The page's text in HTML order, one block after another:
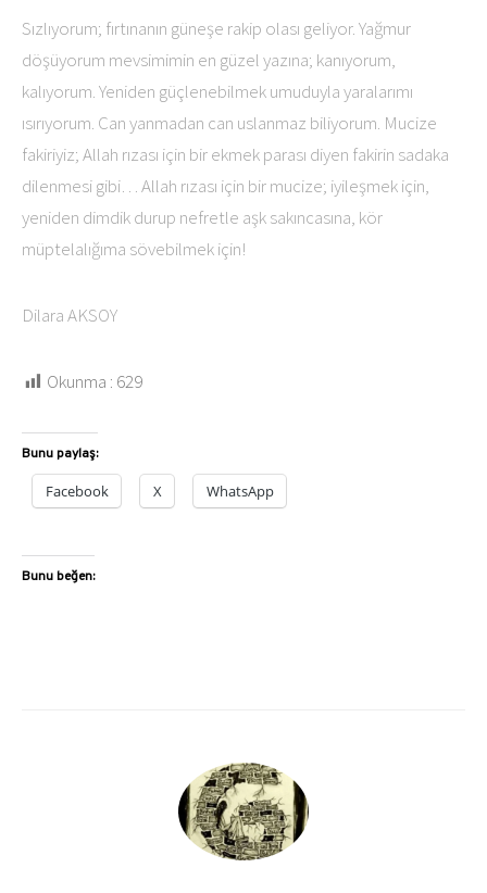
Sızlıyorum; fırtınanın güneşe rakip olası geliyor. Yağmur
döşüyorum mevsimimin en güzel yazına; kanıyorum,
kalıyorum. Yeniden güçlenebilmek umuduyla yaralarımı
ısırıyorum. Can yanmadan can uslanmaz biliyorum. Mucize
fakiriyiz; Allah rızası için bir ekmek parası diyen fakirin sadaka
dilenmesi gibi… Allah rızası için bir mucize; iyileşmek için,
yeniden dimdik durup nefretle aşk sakıncasına, kör
müptelalığıma sövebilmek için!
Dilara AKSOY
Okunma : 629
Bunu paylaş:
Facebook X WhatsApp
Bunu beğen: